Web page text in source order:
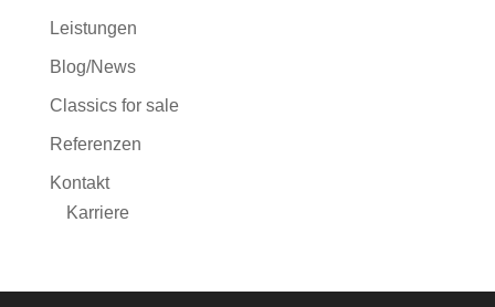
Leistungen
Blog/News
Classics for sale
Referenzen
Kontakt
Karriere